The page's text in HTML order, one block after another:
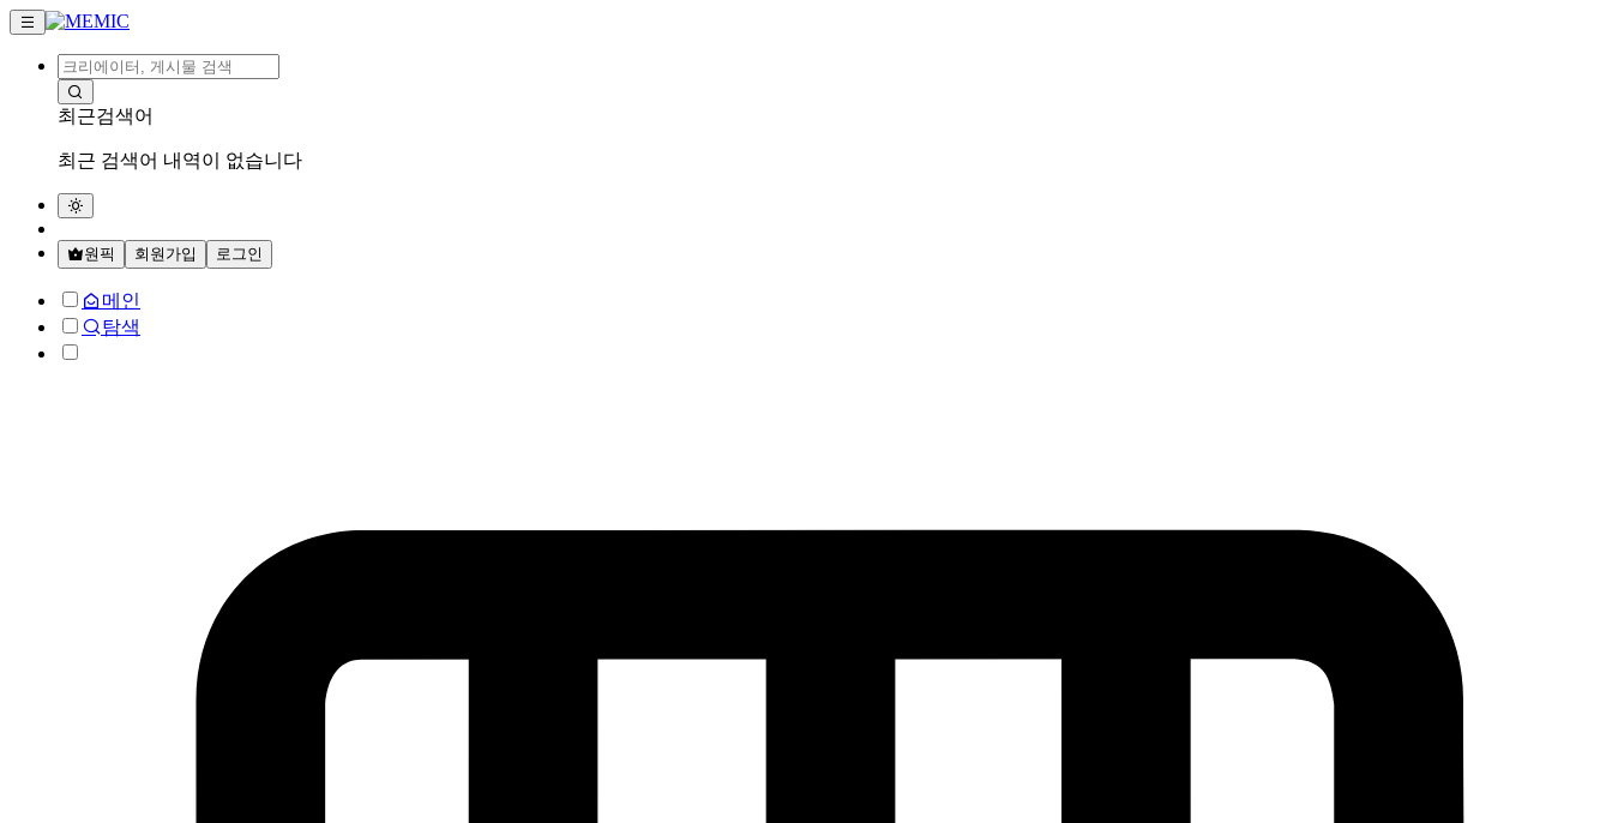
최근검색어
최근 검색어 내역이 없습니다
원픽 회원가입 로그인
메인
탐색